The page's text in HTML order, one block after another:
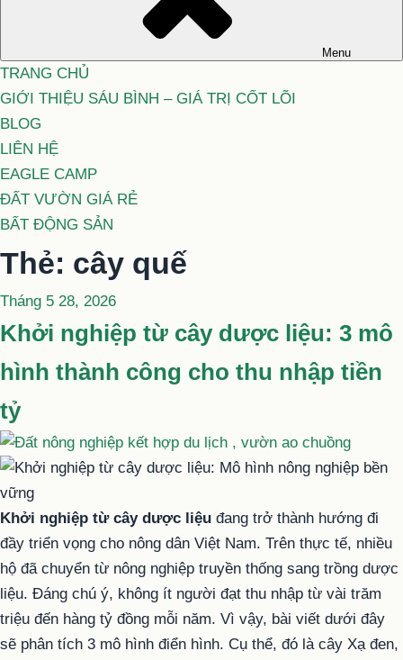
Menu
TRANG CHỦ
GIỚI THIỆU SÁU BÌNH – GIÁ TRỊ CỐT LÕI
BLOG
LIÊN HỆ
EAGLE CAMP
ĐẤT VƯỜN GIÁ RẺ
BẤT ĐỘNG SẢN
Thẻ: cây quế
Đăng
trong
Tháng 5 28, 2026
Khởi nghiệp từ cây dược liệu: 3 mô
hình thành công cho thu nhập tiền
tỷ
Khởi nghiệp từ cây dược liệu đang trở thành hướng đi
đầy triển vọng cho nông dân Việt Nam. Trên thực tế, nhiều
hộ đã chuyển từ nông nghiệp truyền thống sang trồng dược
liệu. Đáng chú ý, không ít người đạt thu nhập từ vài trăm
triệu đến hàng tỷ đồng mỗi năm. Vì vậy, bài viết dưới đây
sẽ phân tích 3 mô hình điển hình. Cụ thể, đó là cây Xạ đen,